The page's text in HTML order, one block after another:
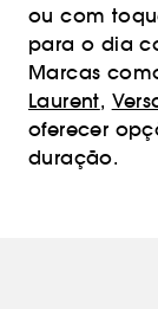
ou com
para o dia
Marcas
Laurent,
oferecer
duração.